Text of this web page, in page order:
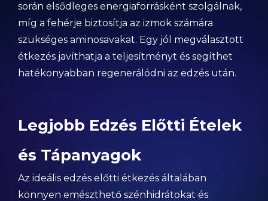
során elsődleges energiaforrásként szolgálnak,
míg a fehérje biztosítja az izmok számára
szükséges aminosavakat. Egy jól megválasztott
étkezés javíthatja a teljesítményt és segíthet
hatékonyabban regenerálódni az edzés után.
Legjobb Edzés Előtti Ételek
és Tápanyagok
Az ideális edzés előtti étkezés általában
könnyen emészthető szénhidrátokat és